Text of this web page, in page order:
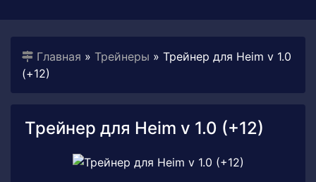
Главная » Трейнеры » Трейнер для Heim v 1.0
(+12)
Трейнер для Heim v 1.0 (+12)